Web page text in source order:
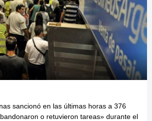
sancionó en las últimas horas a 376
o retuvieron tareas» durante el